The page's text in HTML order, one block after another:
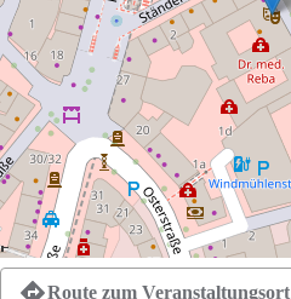
Route zum Veranstaltungsort